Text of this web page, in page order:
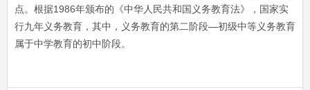
点。根据1986年颁布的《中华人民共和国义务教育法》，国家实
行九年义务教育，其中，义务教育的第二阶段—初级中等义务教育
属于中学教育的初中阶段。